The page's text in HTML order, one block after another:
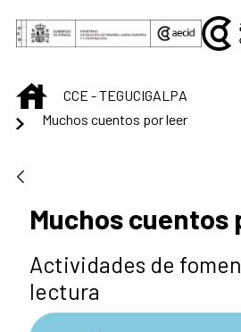
Saltar al contenido principal
INICIOCCE - TEGUCIGALPA
Muchos cuentos por leer
Muchos cuentos
Actividades de
lectura